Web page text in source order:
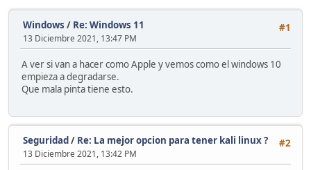
#1
Windows / Re: Windows 11
13 Diciembre 2021, 13:47 PM
A ver si van a hacer como Apple y vemos como el windows 10
empieza a degradarse.
Que mala pinta tiene esto.
#2
Seguridad/ Re: La mejor opcion para tener kali linux ?
13 Diciembre 2021, 13:42 PM